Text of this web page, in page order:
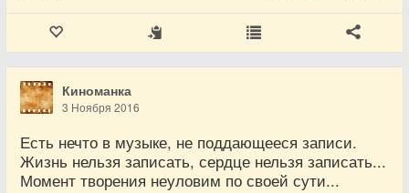
Киноманка
3 Ноября 2016
Есть нечто в музыке, не поддающееся записи.
Жизнь нельзя записать, сердце нельзя записать...
Момент творения неуловим по своей сути...